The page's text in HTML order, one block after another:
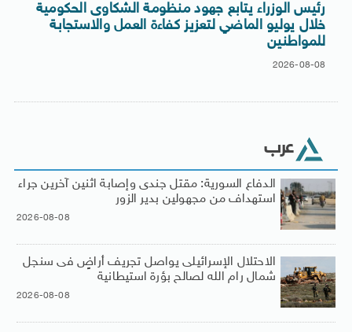
رئيس الوزراء يتابع جهود منظومة الشكاوى الحكومية
خلال يوليو الماضي لتعزيز كفاءة العمل والاستجابة
للمواطنين
2026-08-08
عرب
الدفاع السورية: مقتل جندى وإصابة اثنين آخرين جراء
استهداف من مجهولين بدير الزور
2026-08-08
الاحتلال الإسرائيلى يواصل تجريف أراضٍ فى سنجل
شمال رام الله لصالح بؤرة استيطانية
2026-08-08